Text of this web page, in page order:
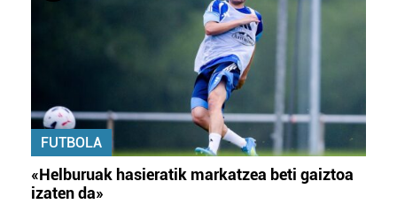
FUTBOLA
«Helburuak hasieratik markatzea beti gaiztoa
izaten da»